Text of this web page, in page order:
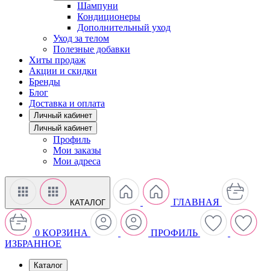
Шампуни
Кондиционеры
Дополнительный уход
Уход за телом
Полезные добавки
Хиты продаж
Акции и скидки
Бренды
Блог
Доставка и оплата
Личный кабинет
Личный кабинет
Профиль
Мои заказы
Мои адреса
КАТАЛОГ ГЛАВНАЯ
0 КОРЗИНА
ПРОФИЛЬ
ИЗБРАННОЕ
Каталог